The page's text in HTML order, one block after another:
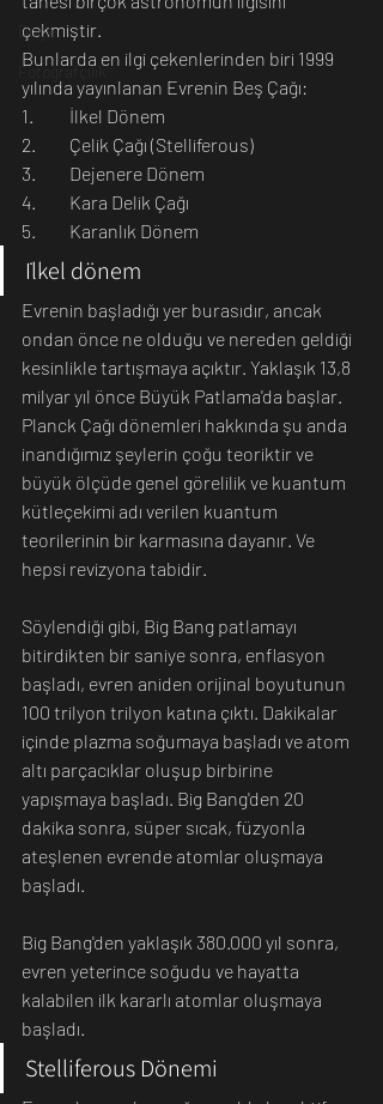
Doğa
Fotoğrafçılık
çekmiştir.
Bunlarda en ilgi çekenlerinden biri 1999
yılında yayınlanan Evrenin Beş Çağı:
1.        	İlkel Dönem
2.        	Çelik Çağı (Stelliferous)
3.        	Dejenere Dönem
4.        	Kara Delik Çağı
5.        	Karanlık Dönem
İlkel dönem
Evrenin başladığı yer burasıdır, ancak
ondan önce ne olduğu ve nereden geldiği
kesinlikle tartışmaya açıktır. Yaklaşık 13,8
milyar yıl önce Büyük Patlama'da başlar.
Planck Çağı dönemleri hakkında şu anda
inandığımız şeylerin çoğu teoriktir ve
büyük ölçüde genel görelilik ve kuantum
kütleçekimi adı verilen kuantum
teorilerinin bir karmasına dayanır. Ve
hepsi revizyona tabidir.
Söylendiği gibi, Big Bang patlamayı
bitirdikten bir saniye sonra, enflasyon
başladı, evren aniden orijinal boyutunun
100 trilyon trilyon katına çıktı. Dakikalar
içinde plazma soğumaya başladı ve atom
altı parçacıklar oluşup birbirine
yapışmaya başladı. Big Bang'den 20
dakika sonra, süper sıcak, füzyonla
ateşlenen evrende atomlar oluşmaya
başladı.
Big Bang'den yaklaşık 380.000 yıl sonra,
evren yeterince soğudu ve hayatta
kalabilen ilk kararlı atomlar oluşmaya
başladı.
Stelliferous Dönemi